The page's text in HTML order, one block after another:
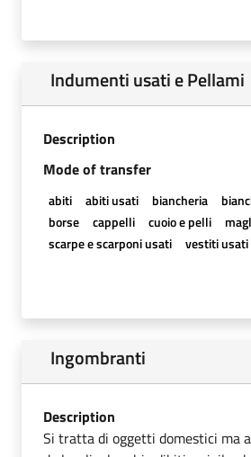
Indumenti usati e Pellami
Description
Mode of transfer
abiti abiti usati biancheria
borse
cappelli cuoio e pelli
scarpe e scarponi usati
vestiti usati
Ingombranti
Description
Si tratta di oggetti domestici ma